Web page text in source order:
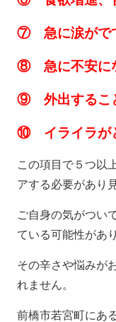
⑦ 急に涙がで
⑧ 急に不安に
⑨ 外出するこ
⑩ イライラが
この項目で５つ以
アする必要があり
ご自身の気がつい
ている可能性があ
その辛さや悩みが
れません。
前橋市若宮町にあ